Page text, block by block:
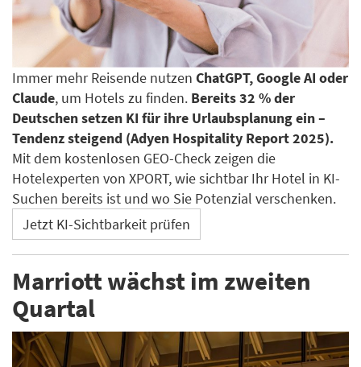
Immer mehr Reisende nutzen ChatGPT, Google AI oder
Claude, um Hotels zu finden. Bereits 32 % der
Deutschen setzen KI für ihre Urlaubsplanung ein –
Tendenz steigend (Adyen Hospitality Report 2025).
Mit dem kostenlosen GEO-Check zeigen die
Hotelexperten von XPORT, wie sichtbar Ihr Hotel in KI-
Suchen bereits ist und wo Sie Potenzial verschenken.
Jetzt KI-Sichtbarkeit prüfen
Marriott wächst im zweiten
Quartal